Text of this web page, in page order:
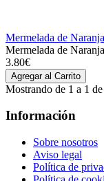
Mermelada de
Mermelada de
3.80€
Mostrando de 1 a 1
Información
Sobre nosotros
Aviso legal
Política de